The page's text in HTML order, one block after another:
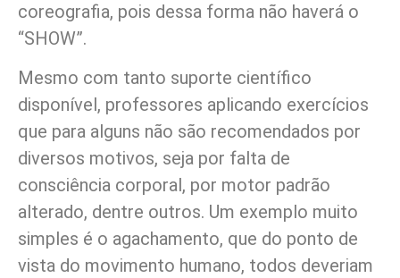
coreografia, pois dessa forma não haverá o
“SHOW”.
Mesmo com tanto suporte científico
disponível, professores aplicando exercícios
que para alguns não são recomendados por
diversos motivos, seja por falta de
consciência corporal, por motor padrão
alterado, dentre outros. Um exemplo muito
simples é o agachamento, que do ponto de
vista do movimento humano, todos deveriam